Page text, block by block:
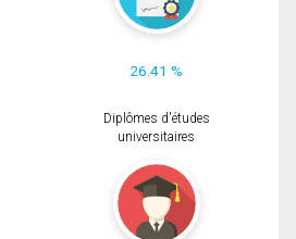
26.41 %
Diplômes d'études
universitaires